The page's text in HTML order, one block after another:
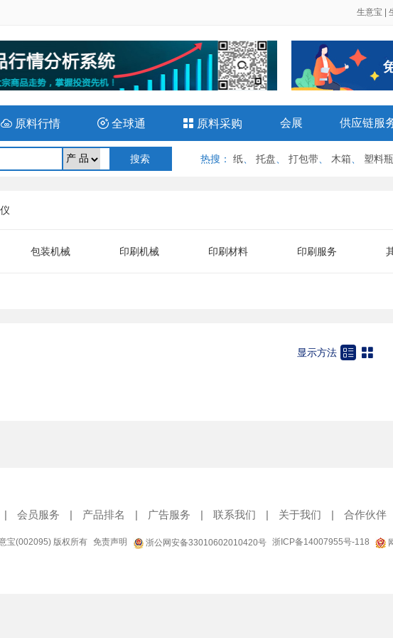
生意宝
原料行情  全球通  原料采购 会展 供应链服
热搜 ： 纸 托盘 打包带 木箱 塑料瓶
包装机械 印刷机械 印刷材料 印刷服务
显示方法  
| 会员服务 | 产品排名 | 广告服务 | 联系我们 | 关于我们 | 合作伙伴
宝(002095) 版权所有 免责声明 浙公网安备33010602010420号 浙ICP备14007955号-118